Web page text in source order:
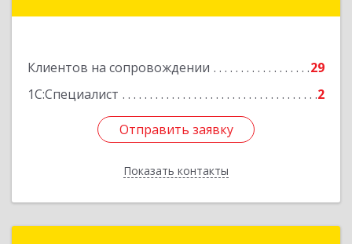
Клиентов на сопровождении
29
1С:Специалист
2
Отправить заявку
Показать контакты
Отправить заявку
Назад